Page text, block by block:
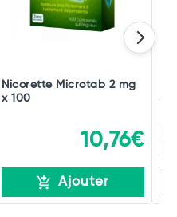
Nicorette Microtab 2 mg
x 100
10,76€
Ajouter